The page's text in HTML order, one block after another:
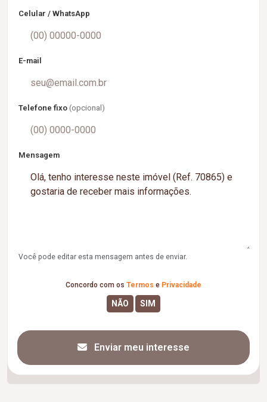
Celular / WhatsApp
E-mail
Telefone fixo (opcional)
Mensagem
Você pode editar esta mensagem antes de enviar.
Concordo com os Termos e Privacidade
Enviar meu interesse